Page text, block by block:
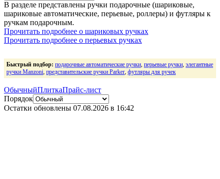
В разделе представлены ручки подарочные (шариковые,
шариковые автоматические, перьевые, роллеры) и футляры к
ручкам подарочным.
Прочитать подробнее о шариковых ручках
Прочитать подробнее о перьевых ручках
Быстрый подбор: подарочные автоматические ручки, перьевые ручки, элегантные
ручки Manzoni, представительские ручки Parker, футляры для ручек
ОбычныйПлиткаПрайс-лист
Порядок
Остатки обновлены 07.08.2026 в 16:42